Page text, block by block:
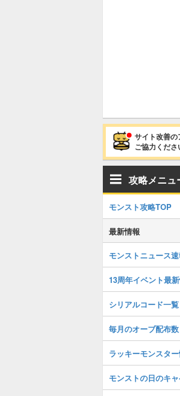
サイト改善
ご協力くださ
攻略メニュ
モンスト攻略TOP
最新情報
モンストニュース
13周年イベント最
シリアルコード一覧
毎月のオーブ配布数
ラッキーモンスタ
モンストの日のキ